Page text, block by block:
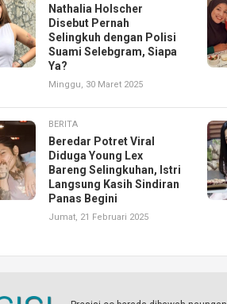
Nathalia Holscher
Disebut Pernah
Selingkuh dengan Polisi
Suami Selebgram, Siapa
Ya?
Minggu, 30 Maret 2025
BERITA
Beredar Potret Viral
Diduga Young Lex
Bareng Selingkuhan, Istri
Langsung Kasih Sindiran
Panas Begini
Jumat, 21 Februari 2025